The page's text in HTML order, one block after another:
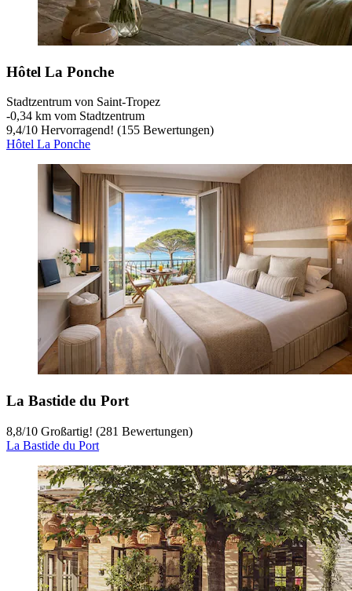
Hôtel La Ponche
Stadtzentrum von Saint-Tropez
‐0,34 km vom Stadtzentrum
9,4/10 Hervorragend! (155 Bewertungen)
Hôtel La Ponche
La Bastide du Port
8,8/10 Großartig! (281 Bewertungen)
La Bastide du Port